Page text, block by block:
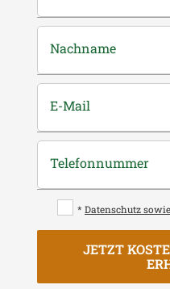
Nachname
E-Mail
Telefonnummer
* Datenschutz
JETZT